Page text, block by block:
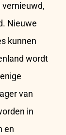
Nieuwe
kunnen
wordt
van
in
en